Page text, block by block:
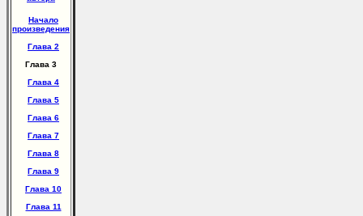
Начало
произведения
Глава 2
Глава 3
Глава 4
Глава 5
Глава 6
Глава 7
Глава 8
Глава 9
Глава 10
Глава 11